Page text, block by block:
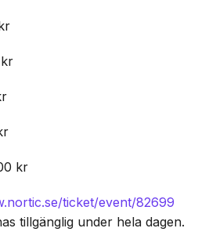
kr
ticket/event/82699
tillgänglig under hela dagen.